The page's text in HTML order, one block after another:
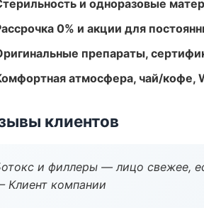
и одноразовые
0% и акции для
препараты,
атмосфера, чай/кофе,
клиентов
и филлеры — лицо свежее,
Клиент компании